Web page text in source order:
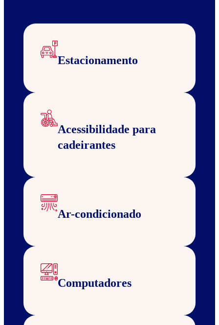
Estacionamento
Acessibilidade para
cadeirantes
Ar-condicionado
Computadores